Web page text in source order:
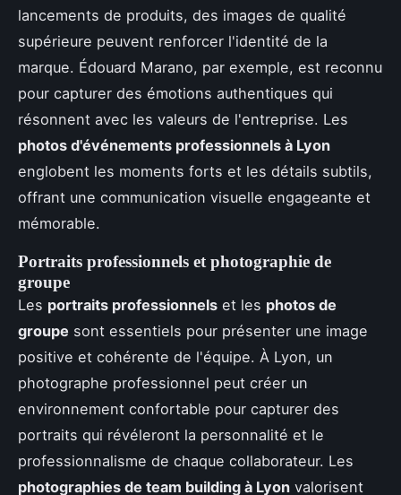
lancements de produits, des images de qualité
supérieure peuvent renforcer l'identité de la
marque. Édouard Marano, par exemple, est reconnu
pour capturer des émotions authentiques qui
résonnent avec les valeurs de l'entreprise. Les
photos d'événements professionnels à Lyon
englobent les moments forts et les détails subtils,
offrant une communication visuelle engageante et
mémorable.
Portraits professionnels et photographie de
groupe
Les portraits professionnels et les photos de
groupe sont essentiels pour présenter une image
positive et cohérente de l'équipe. À Lyon, un
photographe professionnel peut créer un
environnement confortable pour capturer des
portraits qui révéleront la personnalité et le
professionnalisme de chaque collaborateur. Les
photographies de team building à Lyon valorisent